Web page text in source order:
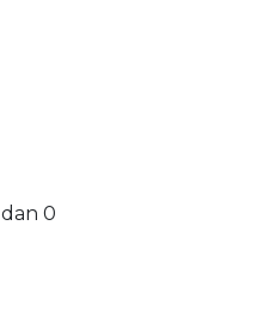
dan 0